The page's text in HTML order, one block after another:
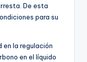
De esta
para su
la regulación
en el líquido